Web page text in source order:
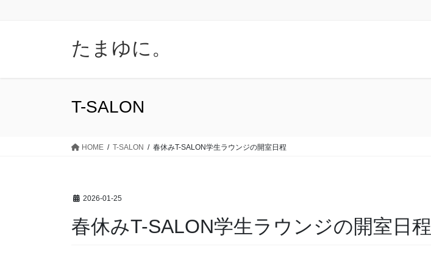
たまゆに。
T-SALON
HOME T-SALON 春休みT-SALON学生ラウンジの開室日程
2026-01-25
春休みT-SALON学生ラウンジの開室日程